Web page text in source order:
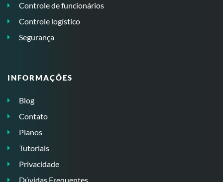
Controle de funcionários
Controle logístico
Segurança
INFORMAÇÕES
Blog
Contato
Planos
Tutoriais
Privacidade
Dúvidas Frequentes